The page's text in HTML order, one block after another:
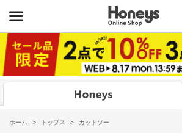
ホーム > トップス > カットソー